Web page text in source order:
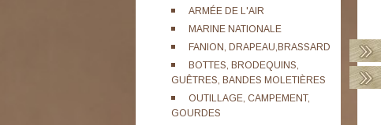
ARMÉE DE L'AIR
MARINE NATIONALE
FANION, DRAPEAU,BRASSARD
BOTTES, BRODEQUINS,
GUÊTRES, BANDES MOLETIÈRES
OUTILLAGE, CAMPEMENT,
GOURDES